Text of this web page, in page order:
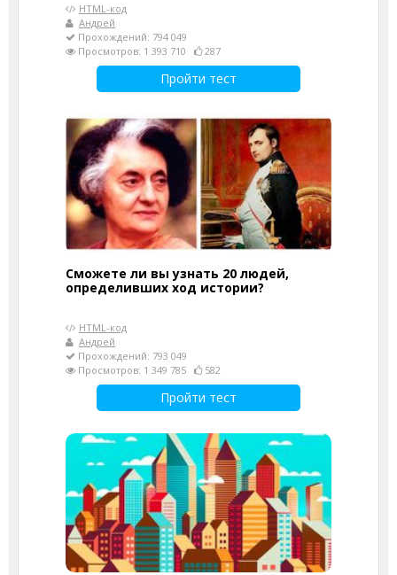
HTML-код
Андрей
Прохождений: 794 049
Просмотров: 1 393 710
287
Пройти тест
Сможете ли вы узнать 20 людей,
определивших ход истории?
HTML-код
Андрей
Прохождений: 793 049
Просмотров: 1 349 785
582
Пройти тест